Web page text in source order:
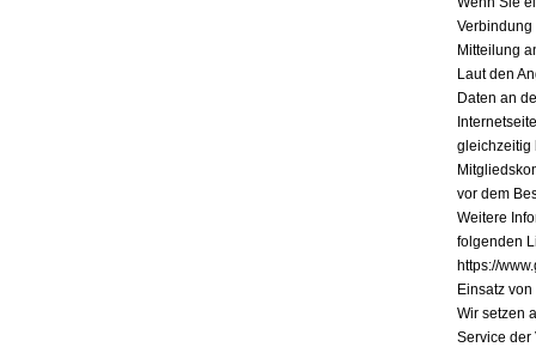
Verbindung
Mitteilung
Laut den
Daten an
gleichzeitig
vor dem
Weitere
folgenden
https://
Einsatz
Wir setzen
Service der